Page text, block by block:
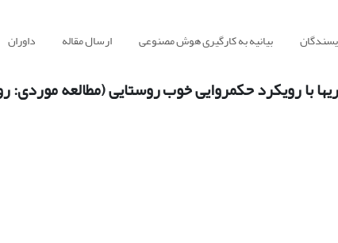
بیانیه به کارگیری هوش مصنوعی ارسال مقاله داوران
با رویکرد حکمروایی خوب روستایی (مطالعه موردی: